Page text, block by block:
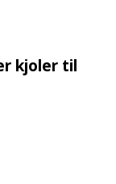
kjoler til